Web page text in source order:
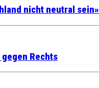
nicht neutral sein»
Rechts